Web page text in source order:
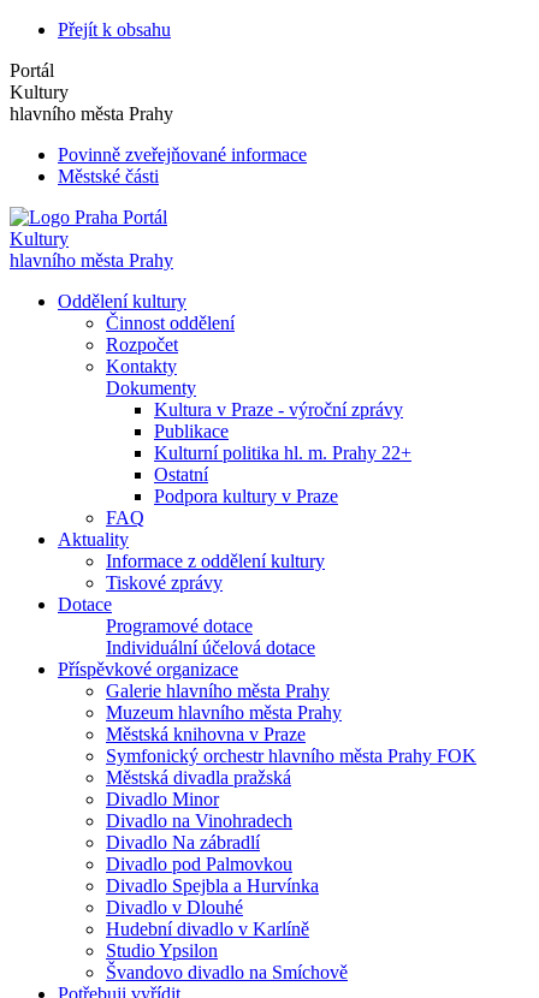
Přejít k obsahu
Portál
Kultury
hlavního města Prahy
Povinně zveřejňované informace
Městské části
Portál
Kultury
hlavního města Prahy
Oddělení kultury
Činnost oddělení
Rozpočet
Kontakty
Dokumenty
Kultura v Praze - výroční zprávy
Publikace
Kulturní politika hl. m. Prahy 22+
Ostatní
Podpora kultury v Praze
FAQ
Aktuality
Informace z oddělení kultury
Tiskové zprávy
Dotace
Programové dotace
Individuální účelová dotace
Příspěvkové organizace
Galerie hlavního města Prahy
Muzeum hlavního města Prahy
Městská knihovna v Praze
Symfonický orchestr hlavního města Prahy FOK
Městská divadla pražská
Divadlo Minor
Divadlo na Vinohradech
Divadlo Na zábradlí
Divadlo pod Palmovkou
Divadlo Spejbla a Hurvínka
Divadlo v Dlouhé
Hudební divadlo v Karlíně
Studio Ypsilon
Švandovo divadlo na Smíchově
Potřebuji vyřídit